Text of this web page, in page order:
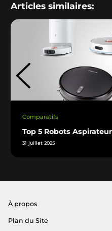
Articles similaires:
Comparatifs
Top 5 Robots
31 juillet 2025
À propos
Plan du Site